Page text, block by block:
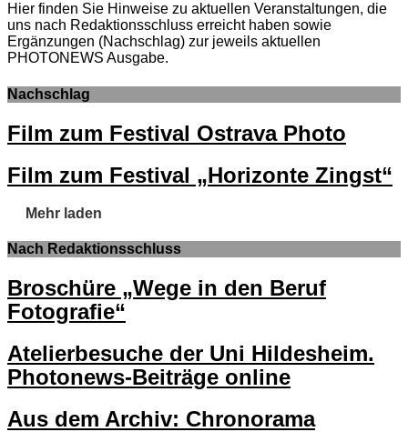
Hier finden Sie Hinweise zu aktuellen Veranstaltungen, die
uns nach Redaktionsschluss erreicht haben sowie
Ergänzungen (Nachschlag) zur jeweils aktuellen
PHOTONEWS Ausgabe.
Nachschlag
Film zum Festival Ostrava Photo
Film zum Festival „Horizonte Zingst“
Mehr laden
Nach Redaktionsschluss
Broschüre „Wege in den Beruf
Fotografie“
Atelierbesuche der Uni Hildesheim.
Photonews-Beiträge online
Aus dem Archiv: Chronorama